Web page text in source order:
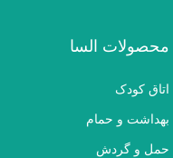
محصولات السا
اتاق کودک
بهداشت و حمام
حمل و گردش